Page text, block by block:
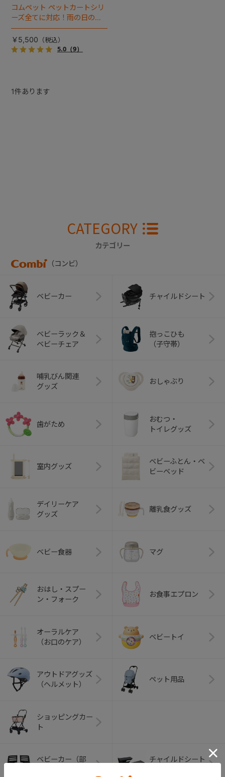
コムペット ペットカートシリ
ーズ全てに対応！雨の日のお
出かけも安心。愛犬、環境を
考えて、レインカバーには
PVC(塩化ビニル）を使用して
￥5,500
5.0（9）
1件あります
CATEGORY
カテゴリー
（コンビ）
ベビーカー チャイルドシート
ベビーラック＆
ベビーチェア
抱っこひも
（子守帯）
哺乳びん関連
グッズ
おしゃぶり
歯がため
おむつ・
トイレグッズ
室内グッズ
ベビーふとん・ベ
ビーベッド
デイリーケア
グッズ
離乳食グッズ
ベビー食器 マグ
おはし・スプー
ン・フォーク
お食事エプロン
オーラルケア
（お口のケア）
ベビートイ
アウトドアグッズ
（ヘルメット）
ペット用品
ショッピングカー
ト
ベビーカー（部
チャイルドシート